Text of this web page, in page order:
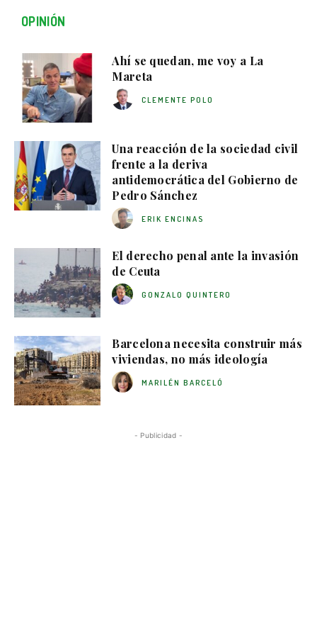
OPINIÓN
Ahí se quedan, me voy a La
Mareta
CLEMENTE POLO
Una reacción de la sociedad civil
frente a la deriva
antidemocrática del Gobierno de
Pedro Sánchez
ERIK ENCINAS
El derecho penal ante la invasión
de Ceuta
GONZALO QUINTERO
Barcelona necesita construir más
viviendas, no más ideología
MARILÉN BARCELÓ
- Publicidad -